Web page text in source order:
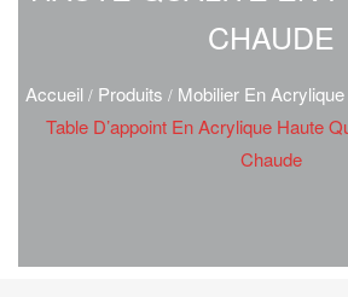
CHAUDE
Accueil / Produits / Mobilier En Acrylique
Table D’appoint En Acrylique Haute
Chaude